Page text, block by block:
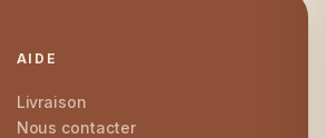
AIDE
Livraison
Nous contacter